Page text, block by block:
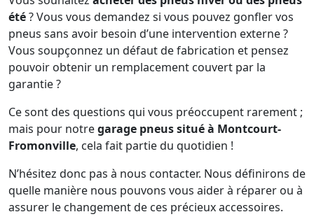
été? Vous vous demandez si vous pouvez gonfler vos
pneus sans avoir besoin d’une intervention externe ?
Vous soupçonnez un défaut de fabrication et pensez
pouvoir obtenir un remplacement couvert par la
garantie ?
Ce sont des questions qui vous préoccupent rarement ;
mais pour notregarage pneus situé à Montcourt-
Fromonville, cela fait partie du quotidien !
N’hésitez donc pas à nous contacter. Nous définirons de
quelle manière nous pouvons vous aider à réparer ou à
assurer le changement de ces précieux accessoires.